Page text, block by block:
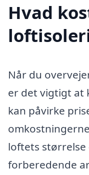
Hvad
Når du
er det vigtigt at
kan påvirke
loftets størrelse
forberedende